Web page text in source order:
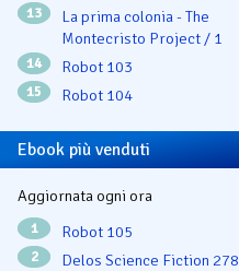
13
La prima colonia - The
Montecristo Project / 1
14 Robot 103
15 Robot 104
Ebook più venduti
Aggiornata ogni ora
1 Robot 105
2 Delos Science Fiction 278